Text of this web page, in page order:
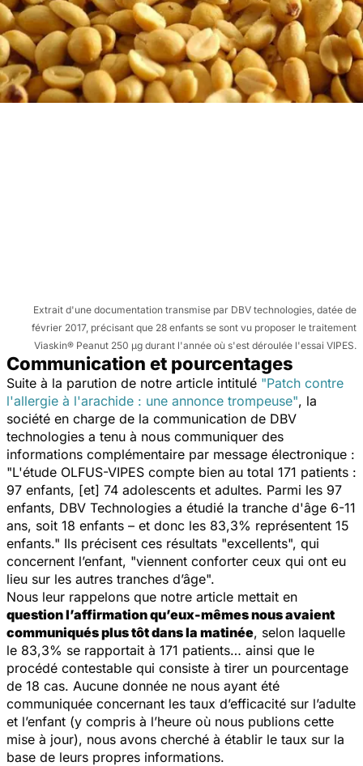
Extrait d'une documentation transmise par DBV technologies, datée de
février 2017, précisant que 28 enfants se sont vu proposer le traitement
Viaskin® Peanut 250 μg durant l'année où s'est déroulée l'essai VIPES.
Communication et pourcentages
Suite à la parution de notre article intitulé "Patch contre
l'allergie à l'arachide : une annonce trompeuse", la
société en charge de la communication de DBV
technologies a tenu à nous communiquer des
informations complémentaire par message électronique :
"L'étude OLFUS-VIPES compte bien au total 171 patients :
97 enfants, [et] 74 adolescents et adultes. Parmi les 97
enfants, DBV Technologies a étudié la tranche d'âge 6-11
ans, soit 18 enfants – et donc les 83,3% représentent 15
enfants." Ils précisent ces résultats "excellents", qui
concernent l’enfant, "viennent conforter ceux qui ont eu
lieu sur les autres tranches d’âge".
Nous leur rappelons que notre article mettait en
question l’affirmation qu’eux-mêmes nous avaient
communiqués plus tôt dans la matinée, selon laquelle
le 83,3% se rapportait à 171 patients… ainsi que le
procédé contestable qui consiste à tirer un pourcentage
de 18 cas. Aucune donnée ne nous ayant été
communiquée concernant les taux d’efficacité sur l’adulte
et l’enfant (y compris à l’heure où nous publions cette
mise à jour), nous avons cherché à établir le taux sur la
base de leurs propres informations.